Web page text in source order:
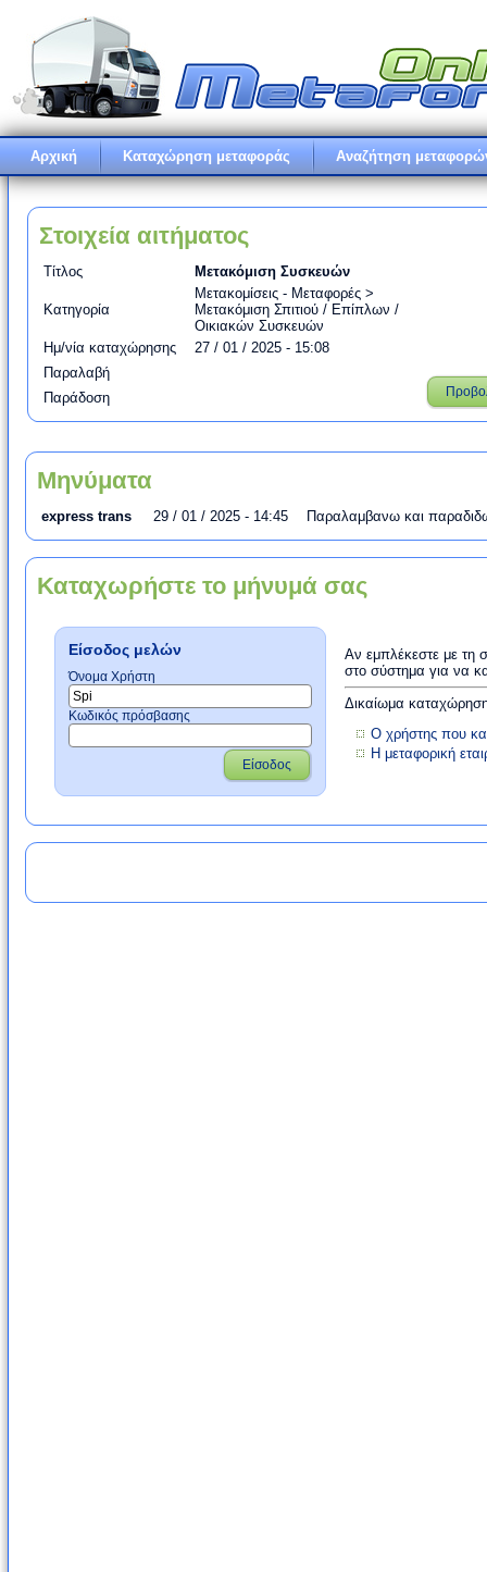
Αρχική Καταχώρηση μεταφοράς Αναζήτηση
Στοιχεία αιτήματος
Τίτλος Μετακόμιση Συσκευών
Κατηγορία
Μετακομίσεις - Μεταφορές >
Μετακόμιση Σπιτιού / Επίπλων /
Οικιακών Συσκευών
Ημ/νία καταχώρησης
27 / 01 / 2025 - 15:08
Παραλαβή
Παράδοση
Μηνύματα
express trans 29 / 01 / 2025 - 14:45 Παραλαμβανω και
Καταχωρήστε το μήνυμά σας
Είσοδος μελών
Όνομα Χρήστη
Κωδικός πρόσβασης
Είσοδος
Αν εμπλέκεστε με τη
στο σύστημα για να
Δικαίωμα
Ο χρήστης που
Η μεταφορική